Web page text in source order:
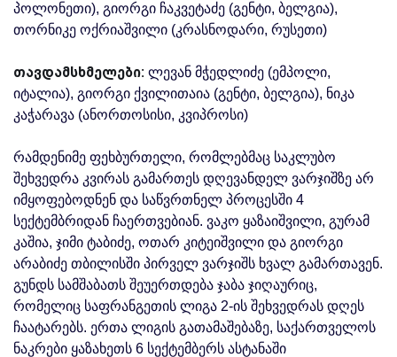
პოლონეთი), გიორგი ჩაკვეტაძე (გენტი, ბელგია),
თორნიკე ოქრიაშვილი (კრასნოდარი, რუსეთი)
თავდამსხმელები: ლევან მჭედლიძე (ემპოლი,
იტალია), გიორგი ქვილითაია (გენტი, ბელგია), ნიკა
კაჭარავა (ანორთოსისი, კვიპროსი)
რამდენიმე ფეხბურთელი, რომლებმაც საკლუბო
შეხვედრა კვირას გამართეს დღევანდელ ვარჯიშზე არ
იმყოფებოდნენ და საწვრთნელ პროცესში 4
სექტემბრიდან ჩაერთვებიან. ვაკო ყაზაიშვილი, გურამ
კაშია, ჯიმი ტაბიძე, ოთარ კიტეიშვილი და გიორგი
არაბიძე თბილისში პირველ ვარჯიშს ხვალ გამართავენ.
გუნდს სამშაბათს შეუერთდება ჯაბა ჯიღაურიც,
რომელიც საფრანგეთის ლიგა 2-ის შეხვედრას დღეს
ჩაატარებს. ერთა ლიგის გათამაშებაზე, საქართველოს
ნაკრები ყაზახეთს 6 სექტემბერს ასტანაში